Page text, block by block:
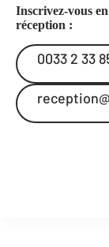
Inscrivez-vous
réception :
0033 2 33